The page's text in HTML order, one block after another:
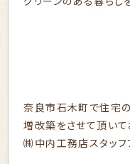
奈良市石木町で住宅の
増改築をさせて頂いて
㈱中内工務店スタッフ